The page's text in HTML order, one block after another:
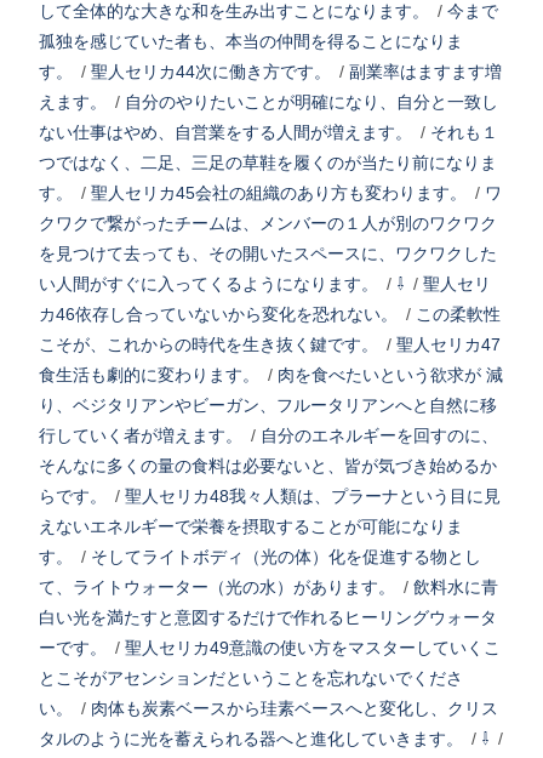
して全体的な大きな和を生み出すことになります。
/ 今まで
孤独を感じていた者も、本当の仲間を得ることになりま
す。
/ 聖人セリカ44次に働き方です。 / 副業率はますます増
えます。
/ 自分のやりたいことが明確になり、自分と一致し
ない仕事はやめ、自営業をする人間が増えます。
/ それも１
つではなく、二足、三足の草鞋を履くのが当たり前になりま
す。
/ 聖人セリカ45会社の組織のあり方も変わります。 / ワ
クワクで繋がったチームは、メンバーの１人が別のワクワク
を見つけて去っても、その開いたスペースに、ワクワクした
い人間がすぐに入ってくるようになります。
/ ⇩ / 聖人セリ
カ46依存し合っていないから変化を恐れない。
/ この柔軟性
こそが、これからの時代を生き抜く鍵です。
/ 聖人セリカ47
食生活も劇的に変わります。
/ 肉を食べたいという欲求が 減
り、ベジタリアンやビーガン、フルータリアンへと自然に移
行していく者が増えます。
/ 自分のエネルギーを回すのに、
そんなに多くの量の食料は必要ないと、皆が気づき始めるか
らです。
/ 聖人セリカ48我々人類は、プラーナという目に見
えないエネルギーで栄養を摂取することが可能になりま
す。
/ そしてライトボディ（光の体）化を促進する物とし
て、ライトウォーター（光の水）があります。
/ 飲料水に青
白い光を満たすと意図するだけで作れるヒーリングウォータ
ーです。
/ 聖人セリカ49意識の使い方をマスターしていくこ
とこそがアセンションだということを忘れないでくださ
い。
/ 肉体も炭素ベースから珪素ベースへと変化し、クリス
タルのように光を蓄えられる器へと進化していきます。
/ ⇩ /